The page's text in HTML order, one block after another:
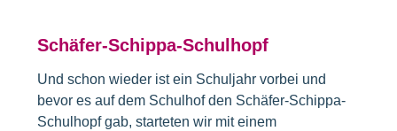
Schäfer-Schippa-Schulhopf
Und schon wieder ist ein Schuljahr vorbei und
bevor es auf dem Schulhof den Schäfer-Schippa-
Schulhopf gab, starteten wir mit einem